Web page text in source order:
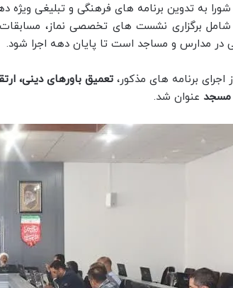
به تدوین برنامه های فرهنگی و تبلیغی
برگزاری نشست های تخصصی نماز،
در مدارس و مساجد است تا پایان دهه اجرا شود.
برنامه های مذکور، تعمیق باورهای دینی،
مسجد عنوان شد.